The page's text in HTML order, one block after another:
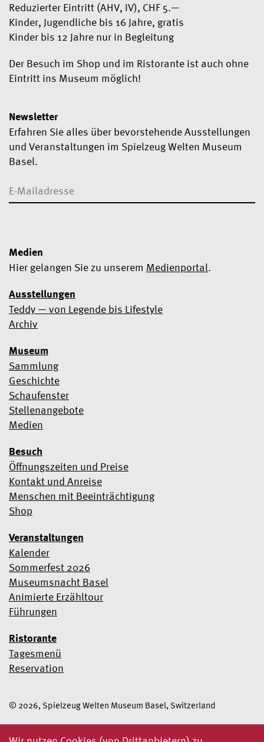
Ausstellungen
Teddy — von Legende bis Lifestyle
Archiv
Museum
Sammlung
Geschichte
Schaufenster
Stellenangebote
Medien
Besuch
Öffnungszeiten und Preise
Kontakt und Anreise
Menschen mit Beeinträchtigung
Shop
Veranstaltungen
Kalender
Sommerfest 2026
Museumsnacht Basel
Animierte Erzähltour
Führungen
Ristorante
Tagesmenü
Reservation
Reduzierter Eintritt (AHV, IV), CHF 5.—
Kinder, Jugendliche bis 16 Jahre, gratis
Kinder bis 12 Jahre nur in Begleitung
Der Besuch im Shop und im Ristorante ist auch ohne
Eintritt ins Museum möglich!
Newsletter
Erfahren Sie alles über bevorstehende Ausstellungen
und Veranstaltungen im Spielzeug Welten Museum
Basel.
Ja, ich möchte den Newsletter abonnieren
klicken, um sich anzumelden, erklären Sie sich damit
einverstanden, dass Ihre Daten zur Verarbeitung an Mailchimp
übermittelt werden.
Datenschutzpraktiken von Mailchimp
Medien
Hier gelangen Sie zu unserem Medienportal.
© 2026, Spielzeug Welten Museum Basel, Switzerland